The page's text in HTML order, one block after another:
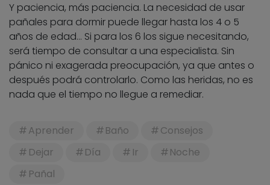
Y paciencia, más paciencia. La necesidad de usar
pañales para dormir puede llegar hasta los 4 o 5
años de edad… Si para los 6 los sigue necesitando,
será tiempo de consultar a una especialista. Sin
pánico ni exagerada preocupación, ya que antes o
después podrá controlarlo. Como las heridas, no es
nada que el tiempo no llegue a remediar.
Aprender Baño
Consejos
Dejar
Día Ir
Noche
Pañal